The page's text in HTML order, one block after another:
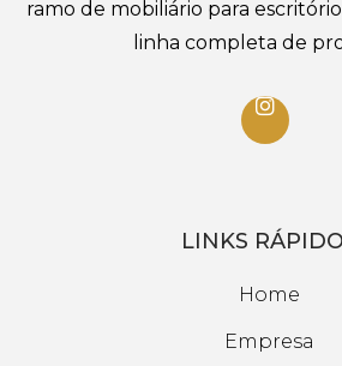
ramo de mobiliário para
linha completa de
LINKS
Home
Empresa